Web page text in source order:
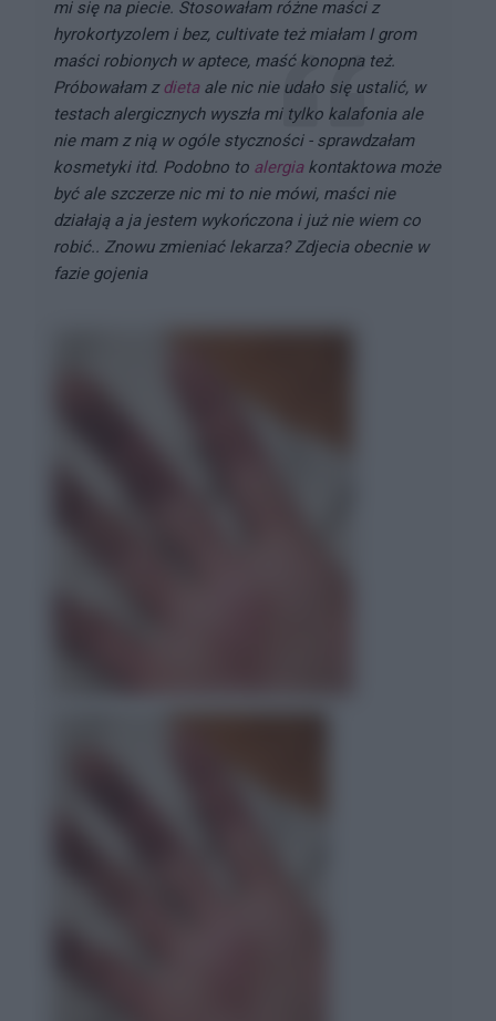
mi się na piecie. Stosowałam różne maści z
hyrokortyzolem i bez, cultivate też miałam I grom
maści robionych w aptece, maść konopna też.
Próbowałam zdietaale nic nie udało się ustalić, w
testach alergicznych wyszła mi tylko kalafonia ale
nie mam z nią w ogóle styczności - sprawdzałam
kosmetyki itd. Podobno to alergiakontaktowa może
być ale szczerze nic mi to nie mówi, maści nie
działają a ja jestem wykończona i już nie wiem co
robić.. Znowu zmieniać lekarza? Zdjecia obecnie w
fazie gojenia